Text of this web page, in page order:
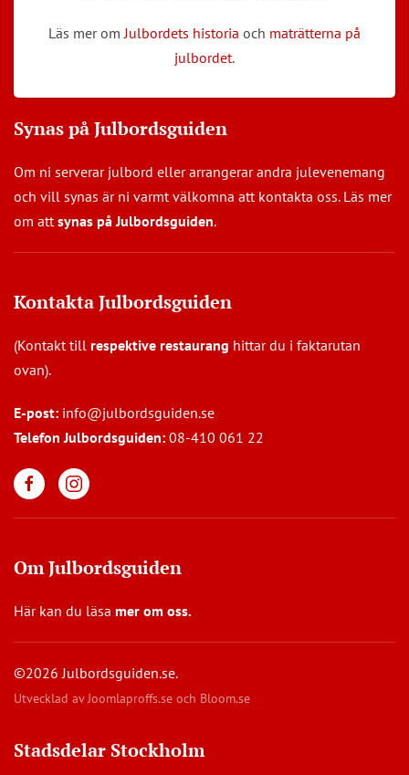
Läs mer om Julbordets historia och maträtterna på
julbordet.
Synas på Julbordsguiden
Om ni serverar julbord eller arrangerar andra julevenemang
och vill synas är ni varmt välkomna att kontakta oss. Läs mer
om att synas på Julbordsguiden.
Kontakta Julbordsguiden
(Kontakt till respektive restaurang hittar du i faktarutan
ovan).
E-post: info@julbordsguiden.se
Telefon Julbordsguiden: 08-410 061 22
Om Julbordsguiden
Här kan du läsa mer om oss.
©2026 Julbordsguiden.se.
Utvecklad avJoomlaproffs.se och Bloom.se
Stadsdelar Stockholm